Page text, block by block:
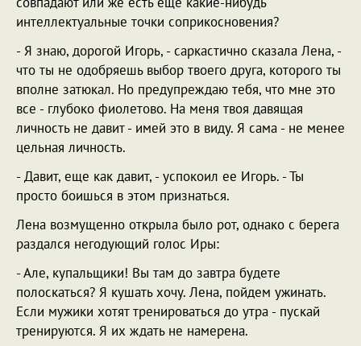
интеллектуальные точки соприкосновения?
- Я знаю, дорогой Игорь, - саркастично сказала Лена, -
что ты не одобряешь выбор твоего друга, которого ты
вполне затюкал. Но предупреждаю тебя, что мне это
все - глубоко фиолетово. На меня твоя давящая
личность не давит - имей это в виду. Я сама - не менее
цельная личность.
- Давит, еще как давит, - успокоил ее Игорь. - Ты
просто боишься в этом признаться.
Лена возмущенно открыла было рот, однако с берега
раздался негодующий голос Иры:
- Але, купальщики! Вы там до завтра будете
полоскаться? Я кушать хочу. Лена, пойдем ужинать.
Если мужики хотят тренироваться до утра - пускай
тренируются. Я их ждать не намерена.